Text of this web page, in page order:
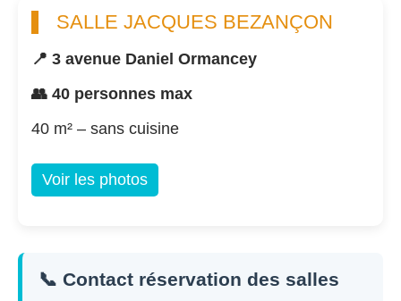
SALLE JACQUES BEZANÇON
📍 3 avenue Daniel Ormancey
👥 40 personnes max
40 m² – sans cuisine
Voir les photos
📞 Contact réservation des salles